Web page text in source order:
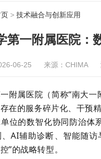
> 技术融合与创新应用
第一附属医院：
06-25 来源：CHIMA
附属医院（简称“南大
在的服务碎片化、干预
位的数智化协同防治体
AI辅助诊断、智能随
”的战略转型。